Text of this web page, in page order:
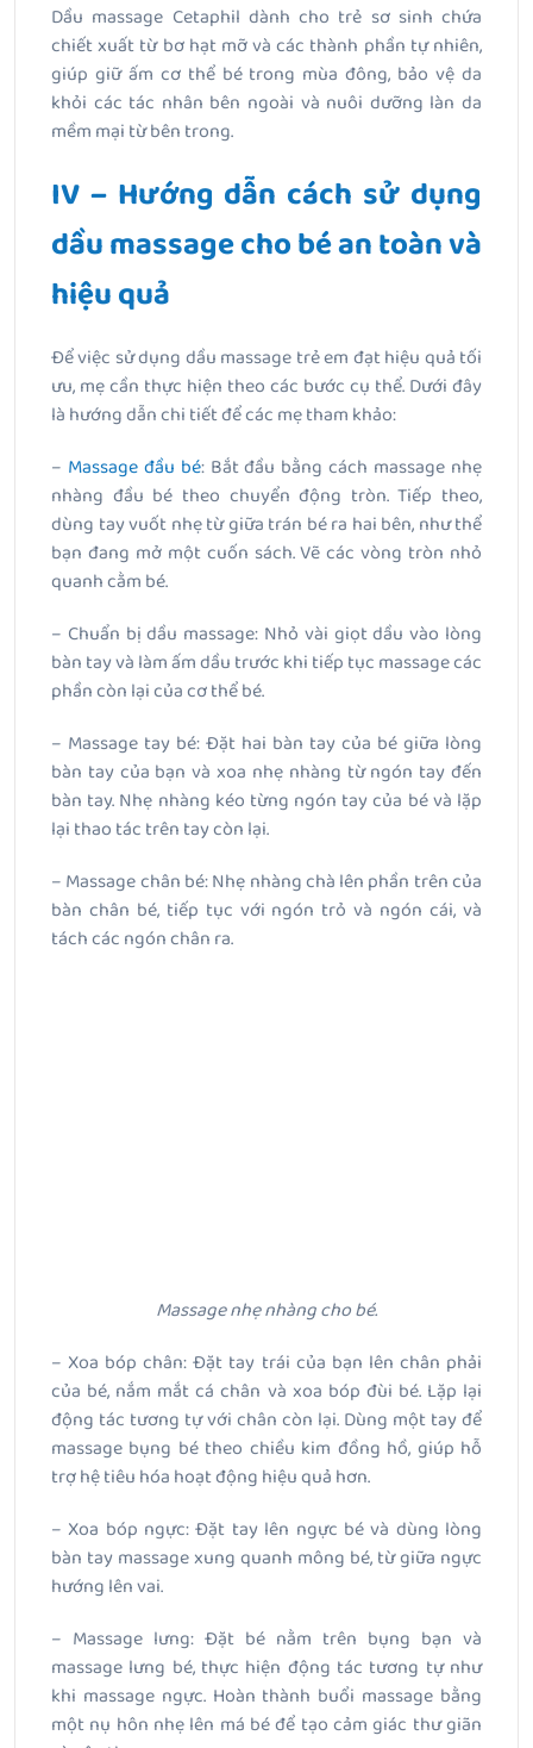
Dầu massage Cetaphil dành cho trẻ sơ sinh chứa
chiết xuất từ bơ hạt mỡ và các thành phần tự nhiên,
giúp giữ ấm cơ thể bé trong mùa đông, bảo vệ da
khỏi các tác nhân bên ngoài và nuôi dưỡng làn da
mềm mại từ bên trong.
IV – Hướng dẫn cách sử dụng
dầu massage cho bé an toàn và
hiệu quả
Để việc sử dụng dầu massage trẻ em đạt hiệu quả tối
ưu, mẹ cần thực hiện theo các bước cụ thể. Dưới đây
là hướng dẫn chi tiết để các mẹ tham khảo:
– Massage đầu bé: Bắt đầu bằng cách massage nhẹ
nhàng đầu bé theo chuyển động tròn. Tiếp theo,
dùng tay vuốt nhẹ từ giữa trán bé ra hai bên, như thể
bạn đang mở một cuốn sách. Vẽ các vòng tròn nhỏ
quanh cằm bé.
– Chuẩn bị dầu massage: Nhỏ vài giọt dầu vào lòng
bàn tay và làm ấm dầu trước khi tiếp tục massage các
phần còn lại của cơ thể bé.
– Massage tay bé: Đặt hai bàn tay của bé giữa lòng
bàn tay của bạn và xoa nhẹ nhàng từ ngón tay đến
bàn tay. Nhẹ nhàng kéo từng ngón tay của bé và lặp
lại thao tác trên tay còn lại.
– Massage chân bé: Nhẹ nhàng chà lên phần trên của
bàn chân bé, tiếp tục với ngón trỏ và ngón cái, và
tách các ngón chân ra.
Massage nhẹ nhàng cho bé.
– Xoa bóp chân: Đặt tay trái của bạn lên chân phải
của bé, nắm mắt cá chân và xoa bóp đùi bé. Lặp lại
động tác tương tự với chân còn lại. Dùng một tay để
massage bụng bé theo chiều kim đồng hồ, giúp hỗ
trợ hệ tiêu hóa hoạt động hiệu quả hơn.
– Xoa bóp ngực: Đặt tay lên ngực bé và dùng lòng
bàn tay massage xung quanh mông bé, từ giữa ngực
hướng lên vai.
– Massage lưng: Đặt bé nằm trên bụng bạn và
massage lưng bé, thực hiện động tác tương tự như
khi massage ngực. Hoàn thành buổi massage bằng
một nụ hôn nhẹ lên má bé để tạo cảm giác thư giãn